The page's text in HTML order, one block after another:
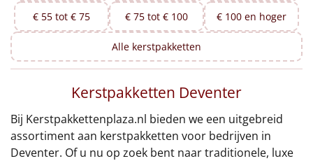
€45 tot €50
€50 tot €55
€75 tot €100
€100 en hoger
€ 55 tot € 75 € 75 tot € 100 € 100 en hoger
Alle kerstpakketten
Kerstpakketten Deventer
Bij Kerstpakkettenplaza.nl bieden we een uitgebreid
assortiment aan kerstpakketten voor bedrijven in
Deventer. Of u nu op zoek bent naar traditionele, luxe